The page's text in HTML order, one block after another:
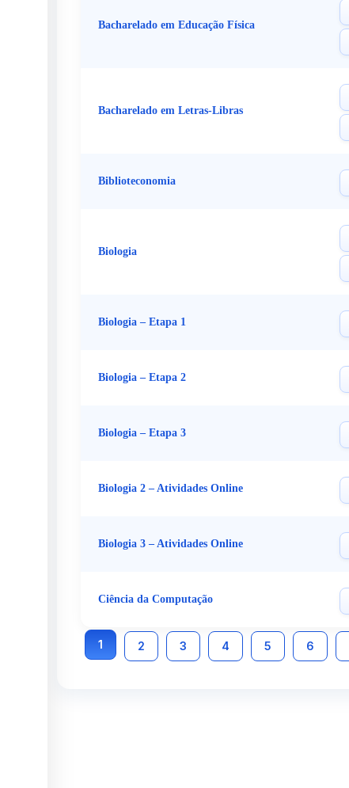
Bacharelado em Educação Física
Bacharelado em Letras-Libras
Biblioteconomia
Biologia
Biologia – Etapa 1
Biologia – Etapa 2
Biologia – Etapa 3
Biologia 2 – Atividades Online
Biologia 3 – Atividades Online
Ciência da Computação
1 2 3 4 5 6